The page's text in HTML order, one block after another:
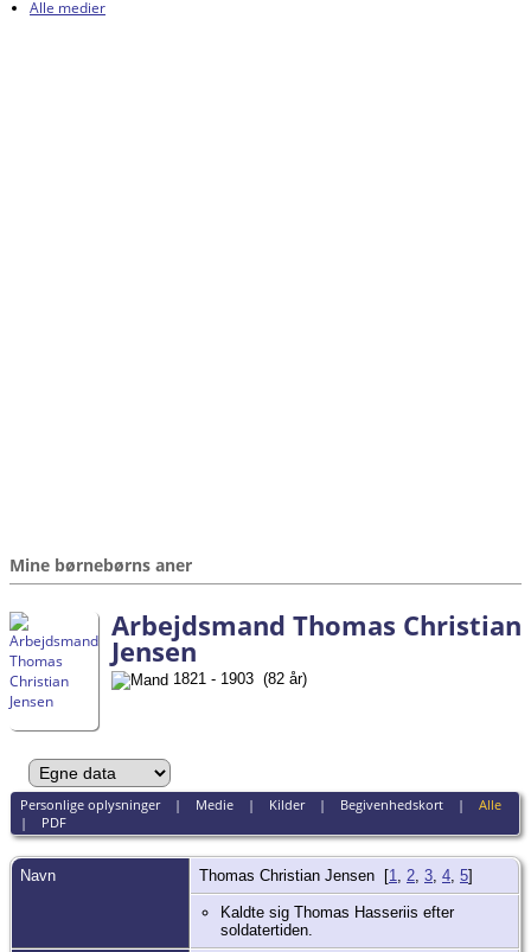
Alle medier
Mine børnebørns aner
Arbejdsmand Thomas Christian
Jensen
1821 - 1903 (82 år)
Personlige oplysninger| Medie| Kilder| Begivenhedskort| Alle
| PDF
Navn Thomas Christian Jensen [1, 2, 3, 4, 5]
Kaldte sig Thomas Hasseriis efter
soldatertiden.